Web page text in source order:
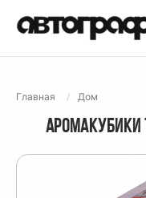
Главная Дом